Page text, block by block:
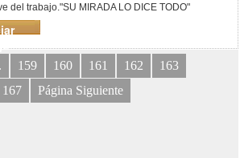
del trabajo."SU MIRADA LO DICE TODO"
159 160 161 162
163
167 Página Siguiente